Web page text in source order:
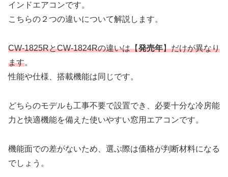
インドエアコンです。
こちらの２つの違いについて解説します。
CW-1825RとCW-1824Rの違いは【発売年】だけが異なり
ます。
性能や仕様、搭載機能は同じです。
どちらのモデルも工事不要で設置でき、必要十分な冷房能
力と快適機能を備えた使いやすい窓用エアコンです。
機能面での差がないため、選ぶ際は価格が判断材料になる
でしょう。